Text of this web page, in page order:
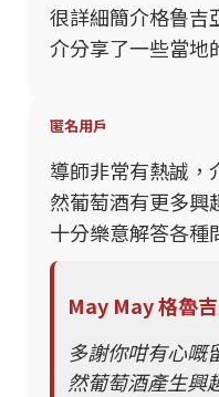
很詳細簡介格鲁吉
介分享了一些當地
匿名用戶
導師非常有熱誠，
然葡萄酒有更多興
十分樂意解答各種
May May 格魯
多謝你咁有心
然葡萄酒產生興